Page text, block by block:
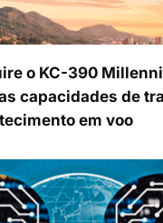
o KC-390
capacidades de
em voo